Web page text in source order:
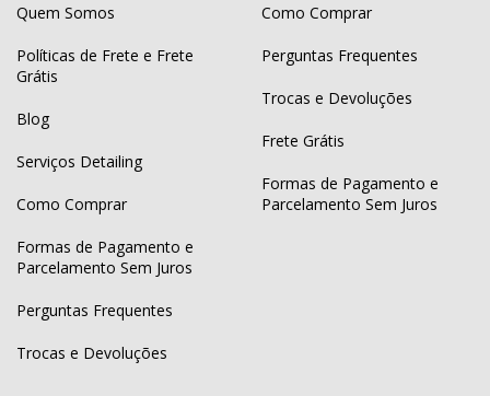
Quem Somos
Políticas de Frete e Frete
Grátis
Blog
Serviços Detailing
Como Comprar
Formas de Pagamento e
Parcelamento Sem Juros
Perguntas Frequentes
Trocas e Devoluções
Como Comprar
Perguntas Frequentes
Trocas e Devoluções
Frete Grátis
Formas de Pagamento e
Parcelamento Sem Juros